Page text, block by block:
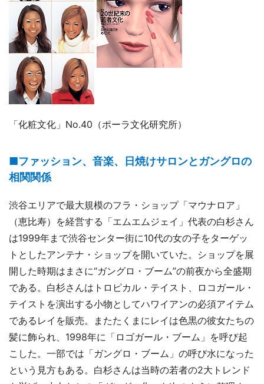
「化粧文化」No.40（ポーラ文化研究所）
■ファッション、音楽、日焼けサロンとガングロの
相関関係
渋谷エリアで最大規模のフラ・ショップ「マウナロア」
（恵比寿）を経営する「エムエムジェイ」代表の白杉さん
は1999年まで渋谷センター街に10代の女の子をターゲッ
トとしたアンテナ・ショップを開いていた。ショップを展
開した時期はまさに“ガングロ・ブーム”の前夜から全盛期
である。白杉さんはトロピカル・テイスト、ロコガール・
テイストを演出する小物としてハワイアンの必須アイテム
であるレイを販売。またたくまにレイは色黒の彼女たちの
髪に飾られ、1998年に「ロゴガール・ブーム」を呼び起
こした。一部では「ガングロ・ブーム」の呼び水になった
という見方もある。白杉さんは当時の若者の2大トレンド